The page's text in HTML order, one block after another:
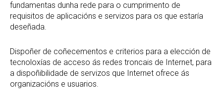
fundamentas dunha rede para o cumprimento de
requisitos de aplicacións e servizos para os que estaría
deseñada.
Dispoñer de coñecementos e criterios para a elección de
tecnoloxías de acceso ás redes troncais de Internet, para
a dispoñibilidade de servizos que Internet ofrece ás
organizacións e usuarios.